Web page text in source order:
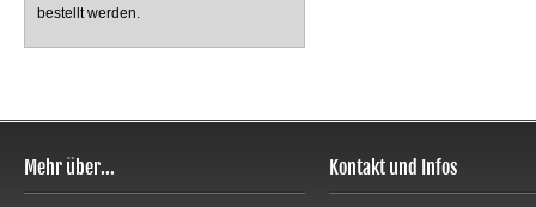
bestellt werden.
Mehr über... Kontakt und Infos